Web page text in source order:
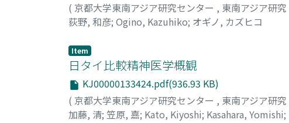
( 京都大学東南アジア研究センター , 東南アジア研究
荻野, 和彦; Ogino, Kazuhiko; オギノ, カズヒコ
Item
日タイ比較精神医学概観
KJ00000133424.pdf(936.93 KB)
( 京都大学東南アジア研究センター , 東南アジア研究
加藤, 清; 笠原, 嘉; Kato, Kiyoshi; Kasahara, Yomishi;